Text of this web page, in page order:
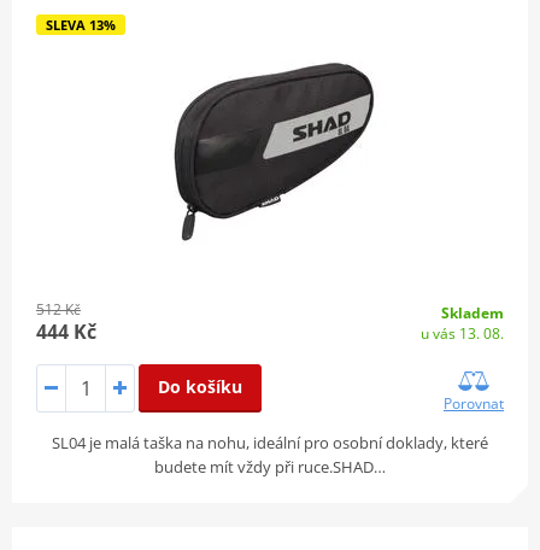
SLEVA 13%
512 Kč
444 Kč
Skladem
u vás 13. 08.
Do košíku
Porovnat
SL04 je malá taška na nohu, ideální pro osobní doklady, které
budete mít vždy při ruce.SHAD…